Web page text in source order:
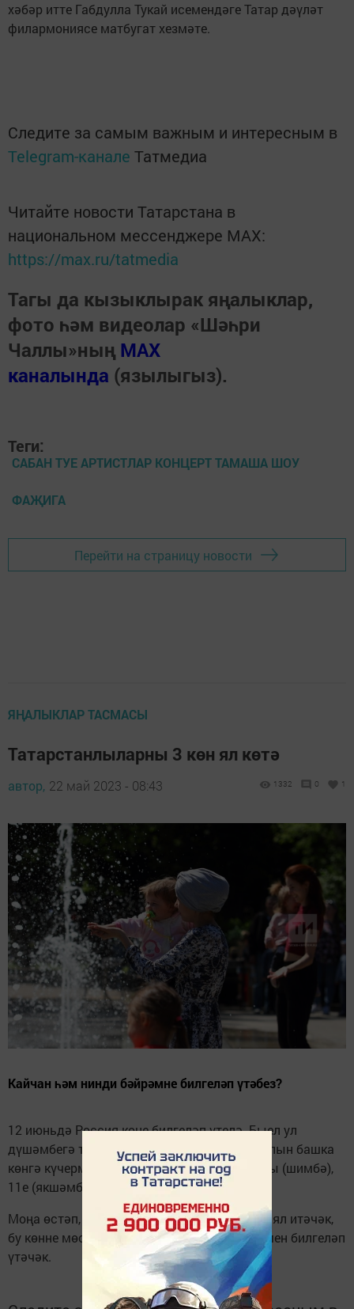
хәбәр итте Габдулла Тукай исемендәге Татар дәүләт
филармониясе матбугат хезмәте.
Следите за самым важным и интересным в
Telegram-канале Татмедиа
Читайте новости Татарстана в
национальном мессенджере MАХ:
https://max.ru/tatmedia
Тагы да кызыклырак яңалыклар,
фото һәм видеолар «Шәһри
Чаллы»ның MAX
каналында (язылыгыз).
Теги:
САБАН ТУЕ АРТИСТЛАР КОНЦЕРТ ТАМАША ШОУ
ФАҖИГА
Перейти на страницу новости
ЯҢАЛЫКЛАР ТАСМАСЫ
Татарстанлыларны 3 көн ял көтә
автор, 22 май 2023 - 08:43 1332 0 1
Кайчан һәм нинди бәйрәмне билгеләп үтәбез?
12 июньдә Россия көне билгеләп үтелә. Быел ул
дүшәмбегә туры килә. Шуңа күрә, бәйрәм ялын башка
көнгә күчермичә генә, берьюлы өч көн – 10ы (шимбә),
11е (якшәмбе) һәм 12се ял итәчәкбез.
Моңа өстәп, татарстанлылар 28 июньдә дә ял итәчәк,
бу көнне мөселман дөньясы Корбан бәйрәмен билгеләп
үтәчәк.